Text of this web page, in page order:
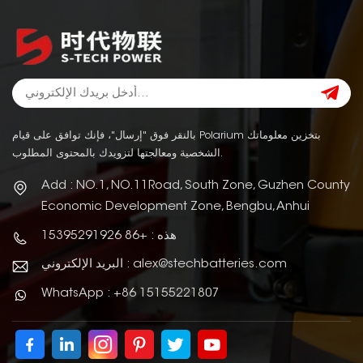
بالنقر فوق "إرسال"، فإنك توافق على قيام Polarium بتخزين معلوماتك
الشخصية ومعالجتها لتزويدك بالمحتوى المطلوب.
Add : NO.1, NO.11Road, South Zone, Guzhen County
Economic Development Zone, Bengbu, Anhui
هذه : +86 15395291926
البريد الإلكتروني : alex@stechbatteries.com
WhatsApp : +86 15155221807